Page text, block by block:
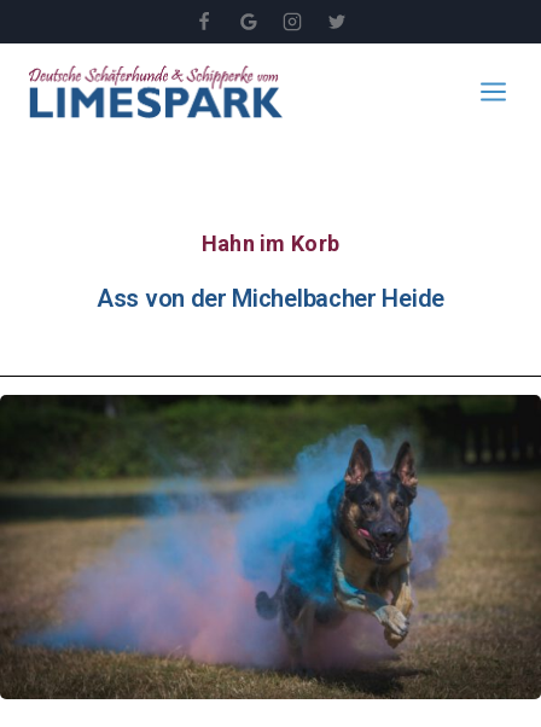
Hahn im Korb
Ass von der Michelbacher Heide